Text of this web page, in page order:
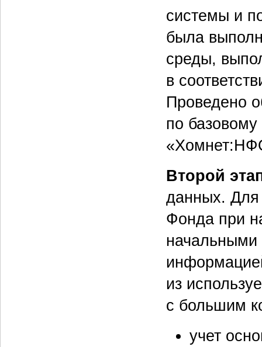
системы и
была
среды,
в
Проведено
по
Второй
данных. Для
Фонда при
начальными
из
с большим
учет